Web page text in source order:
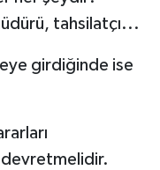
tahsilatçı...
girdiğinde ise